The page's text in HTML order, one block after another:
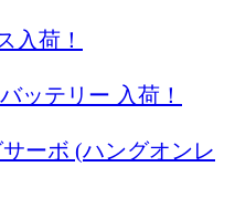
入荷！
ッテリー 入荷！
ーボ (ハングオンレ